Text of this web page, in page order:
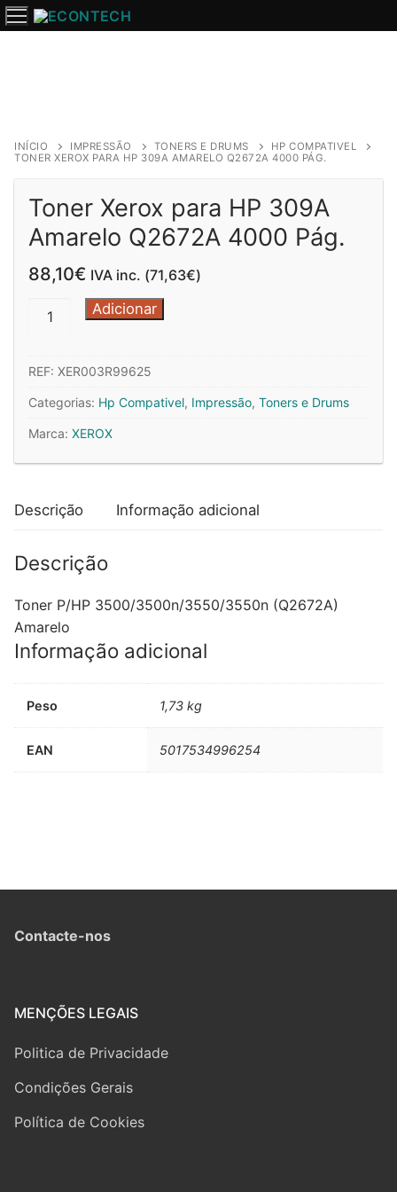
Saltar
para
INÍCIO IMPRESSÃO TONERS E DRUMS
HP COMPATIVEL
TONER XEROX PARA HP 309A AMARELO Q2672A 4000 PÁG.
Toner Xerox para HP 309A
Amarelo Q2672A 4000 Pág.
88,10€ IVA inc. (71,63€)
Quantidade
Xerox
para
309A
Amarelo
4000
Adicionar
REF: XER003R99625
Categorias: Hp Compativel, Impressão, Toners e Drums
Marca: XEROX
Descrição Informação adicional
Descrição
Toner P/HP 3500/3500n/3550/3550n (Q2672A)
Amarelo
Informação adicional
Peso 1,73 kg
EAN 5017534996254
Contacte-nos
MENÇÕES LEGAIS
Politica de Privacidade
Condições Gerais
Política de Cookies